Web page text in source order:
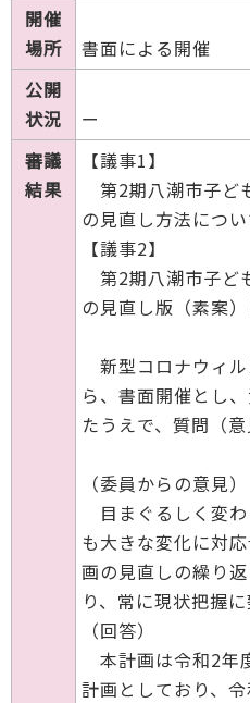
開催
場所
書面による開催
公開
状況
ー
審議
結果
【議事1】
第2期八潮市子ど
の見直し方法につい
【議事2】
第2期八潮市子ど
の見直し版（素案
新型コロナウィ
ら、書面開催とし
たうえで、質問（意
（委員からの意見）
目まぐるしく変
も大きな変化に対
画の見直しの繰り
り、常に現状把握に
（回答）
本計画は令和2年
計画としており、